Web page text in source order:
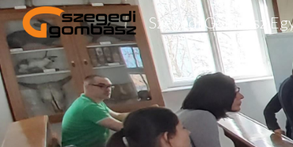
Szegedi Gombász